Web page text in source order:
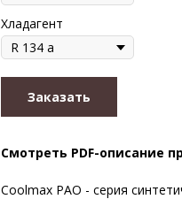
Хладагент
Заказать
Смотреть PDF-описание
Coolmax PAO - серия